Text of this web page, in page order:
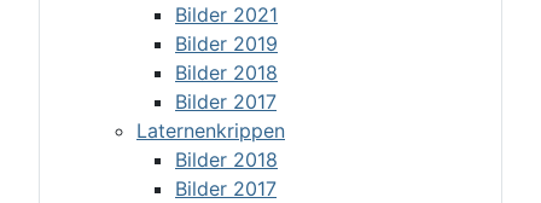
Bilder 2021
Bilder 2019
Bilder 2018
Bilder 2017
Laternenkrippen
Bilder 2018
Bilder 2017